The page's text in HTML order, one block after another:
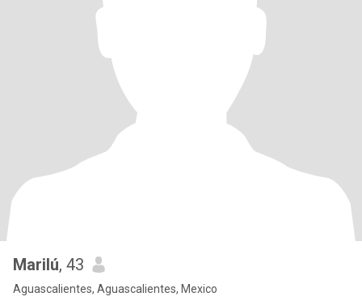
Marilú, 43
Aguascalientes, Aguascalientes, Mexico